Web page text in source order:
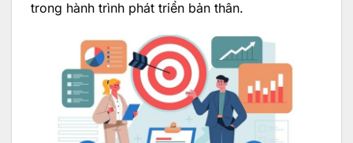
trong hành trình phát triển bản thân.